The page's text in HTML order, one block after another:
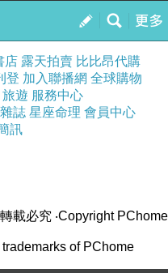
我的
訂閱
店 露天拍賣 比比昂代購
登 加入聯播網 全球購物
旅遊 服務中心
雜誌 星座命理 會員中心
訊
載必究 ‧Copyright PChome
of PChome